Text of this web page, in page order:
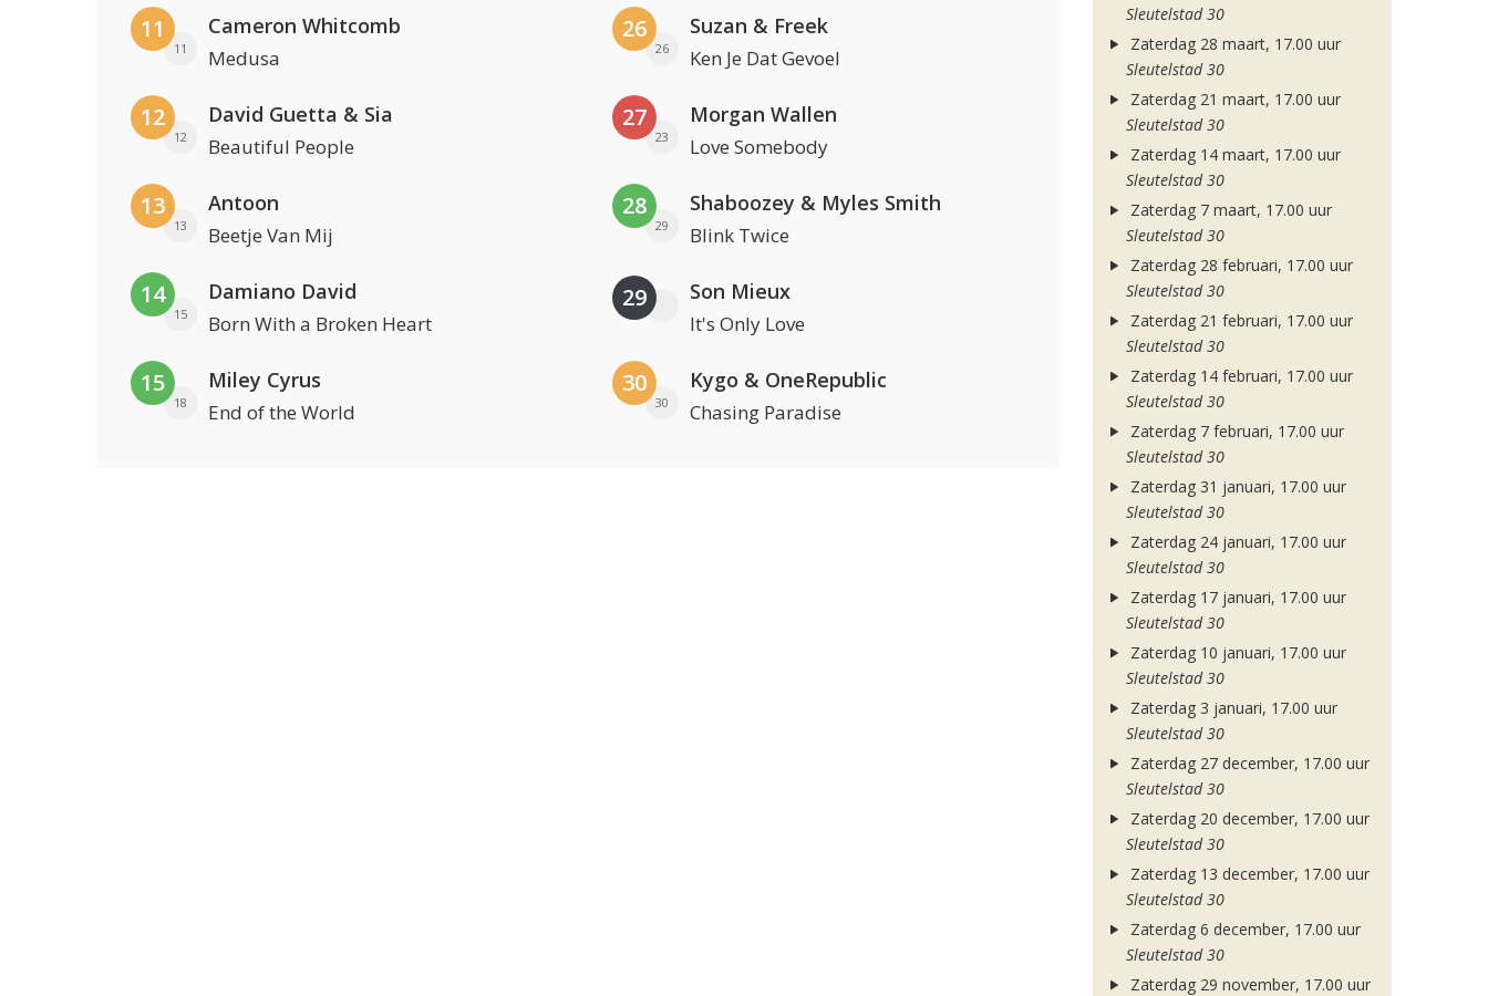
11
11
Cameron Whitcomb
Medusa
12
12
David Guetta & Sia
Beautiful People
13
13
Antoon
Beetje Van Mij
14
15
Damiano David
Born With a Broken Heart
15
18
Miley Cyrus
End of the World
26
26
Suzan & Freek
Ken Je Dat Gevoel
27
23
Morgan Wallen
Love Somebody
28
29
Shaboozey & Myles Smith
Blink Twice
29 Son Mieux
It's Only Love
30
30
Kygo & OneRepublic
Chasing Paradise
Sleutelstad 30
Zaterdag 28 maart, 17.00 uur
Sleutelstad 30
Zaterdag 21 maart, 17.00 uur
Sleutelstad 30
Zaterdag 14 maart, 17.00 uur
Sleutelstad 30
Zaterdag 7 maart, 17.00 uur
Sleutelstad 30
Zaterdag 28 februari, 17.00 uur
Sleutelstad 30
Zaterdag 21 februari, 17.00 uur
Sleutelstad 30
Zaterdag 14 februari, 17.00 uur
Sleutelstad 30
Zaterdag 7 februari, 17.00 uur
Sleutelstad 30
Zaterdag 31 januari, 17.00 uur
Sleutelstad 30
Zaterdag 24 januari, 17.00 uur
Sleutelstad 30
Zaterdag 17 januari, 17.00 uur
Sleutelstad 30
Zaterdag 10 januari, 17.00 uur
Sleutelstad 30
Zaterdag 3 januari, 17.00 uur
Sleutelstad 30
Zaterdag 27 december, 17.00 uur
Sleutelstad 30
Zaterdag 20 december, 17.00 uur
Sleutelstad 30
Zaterdag 13 december, 17.00 uur
Sleutelstad 30
Zaterdag 6 december, 17.00 uur
Sleutelstad 30
Zaterdag 29 november, 17.00 uur